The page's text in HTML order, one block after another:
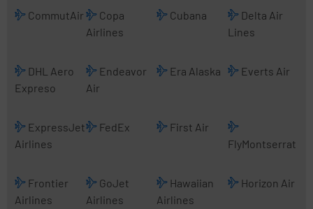
CommutAir
Copa
Airlines
Cubana
Delta Air
Lines
DHL Aero
Expreso
Endeavor
Air
Era Alaska Everts Air
ExpressJet
Airlines
FedEx
First Air
FlyMontserrat
Frontier
Airlines
GoJet
Airlines
Hawaiian
Airlines
Horizon Air